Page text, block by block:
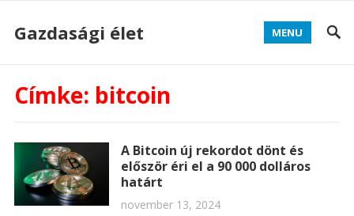
Gazdasági élet MENU
Címke: bitcoin
A Bitcoin új rekordot dönt és
először éri el a 90 000 dolláros
határt
november 13, 2024